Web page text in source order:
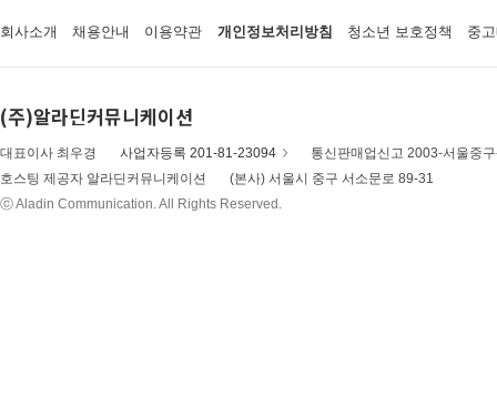
회사소개 채용안내 이용약관 개인정보처리방침 청소년 보호정책 중
(주)알라딘커뮤니케이션
대표이사 최우경 사업자등록 201-81-23094
통신판매업신고 2003-서울중
호스팅 제공자 알라딘커뮤니케이션
(본사) 서울시 중구 서소문로 89-31
ⓒ Aladin Communication. All Rights Reserved.